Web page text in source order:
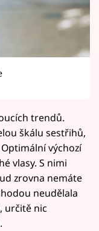
trendů.
škálu sestřihů,
výchozí
vlasy. S nimi
zrovna nemáte
neudělala
určitě nic